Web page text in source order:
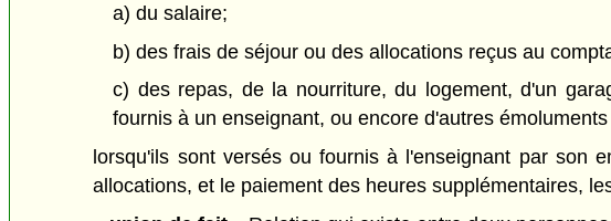
a) du salaire;
b) des frais de séjour ou des allocations reçus au
c) des repas, de la nourriture, du logement, d'un
fournis à un enseignant, ou encore d'autres
lorsqu'ils sont versés ou fournis à l'enseignant par
allocations, et le paiement des heures supplémentaires,